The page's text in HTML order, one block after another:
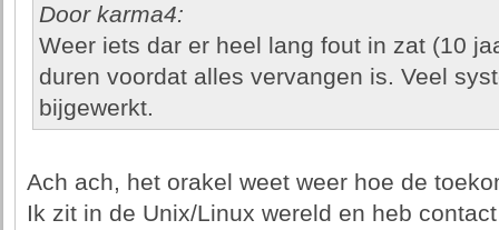
Door karma4:
Weer iets dar er heel lang fout in zat (10
duren voordat alles vervangen is. Veel
bijgewerkt.
Ach ach, het orakel weet weer hoe de
Ik zit in de Unix/Linux wereld en heb